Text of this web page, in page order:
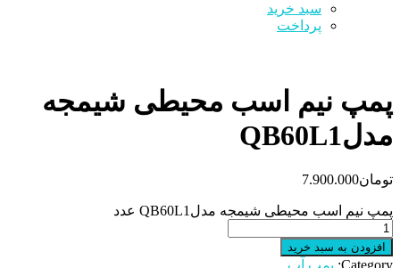
سبد خرید
پرداخت
پمپ نیم‌ اسب‌ محیطی‌ شیمجه
مدلQB60L1
تومان7.900.000
پمپ نیم‌ اسب‌ محیطی‌ شیمجه مدلQB60L1 عدد
افزودن به سبد خرید